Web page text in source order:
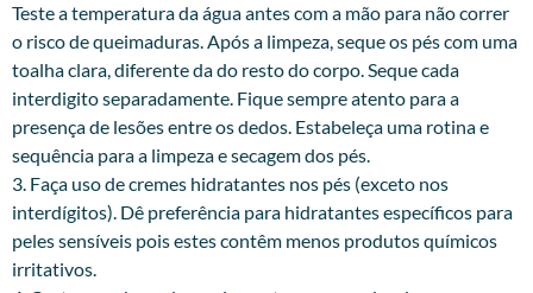
Teste a temperatura da água antes com a mão para não correr
o risco de queimaduras. Após a limpeza, seque os pés com uma
toalha clara, diferente da do resto do corpo. Seque cada
interdigito separadamente. Fique sempre atento para a
presença de lesões entre os dedos. Estabeleça uma rotina e
sequência para a limpeza e secagem dos pés.
3. Faça uso de cremes hidratantes nos pés (exceto nos
interdígitos). Dê preferência para hidratantes específicos para
peles sensíveis pois estes contêm menos produtos químicos
irritativos.